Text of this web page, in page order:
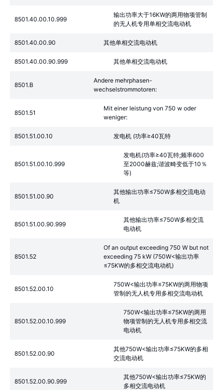
8501.40.00.10.999
输出功率大于16KW的两用物项管制
的无人机专用单相交流电动机
8501.40.00.90 其他单相交流电动机
8501.40.00.90.999 其他单相交流电动机
8501.B
Andere mehrphasen-
wechselstrommotoren:
8501.51
Mit einer leistung von 750 w oder
weniger:
8501.51.00.10 发电机 (功率≥40瓦特
8501.51.00.10.999
发电机(功率≥40瓦特;频率600
至2000赫兹;谐波畸变低于10％
等)
8501.51.00.90
其他输出功率≤750W多相交流电动
机
8501.51.00.90.999
其他输出功率≤750W多相交流
电动机
8501.52
Of an output exceeding 750 W but not
exceeding 75 kW (750W<输出功率
≤75KW的多相交流电动机)
8501.52.00.10
750W<输出功率≤75KW的两用物项
管制的无人机专用多相交流电动机
8501.52.00.10.999
750W<输出功率≤75KW的两用
物项管制的无人机专用多相交流
电动机
8501.52.00.90
其他750W<输出功率≤75KW的多相
交流电动机
8501.52.00.90.999
其他750W<输出功率≤75KW的
多相交流电动机